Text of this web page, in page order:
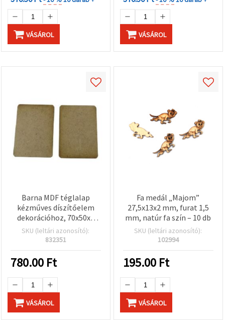
VÁSÁROL VÁSÁROL
Barna MDF téglalap
kézműves díszítőelem
dekorációhoz, 70x50x3
mm - 5 db
SKU (leltári azonosító):
832351
780.00 Ft
VÁSÁROL
Fa medál „Majom”
27,5x13x2 mm, furat 1,5
mm, natúr fa szín – 10 db
SKU (leltári azonosító):
102994
195.00 Ft
VÁSÁROL